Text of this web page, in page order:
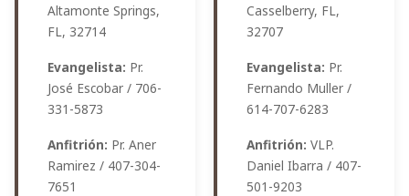
Altamonte Springs,
FL, 32714
Evangelista: Pr.
José Escobar / 706-
331-5873
Anfitrión: Pr. Aner
Ramirez / 407-304-
7651
Casselberry, FL,
32707
Evangelista: Pr.
Fernando Muller /
614-707-6283
Anfitrión: VLP.
Daniel Ibarra / 407-
501-9203